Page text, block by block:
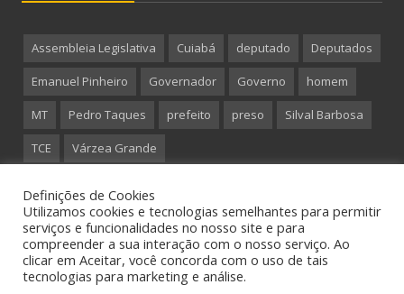
Assembleia Legislativa Cuiabá deputado Deputados
Emanuel Pinheiro Governador Governo homem
MT Pedro Taques prefeito preso Silval Barbosa
TCE Várzea Grande
Copyright 2015 CanalMT - Todos os direitos reservados.
Definições de Cookies
Utilizamos cookies e tecnologias semelhantes para permitir
serviços e funcionalidades no nosso site e para
compreender a sua interação com o nosso serviço. Ao
clicar em Aceitar, você concorda com o uso de tais
tecnologias para marketing e análise.